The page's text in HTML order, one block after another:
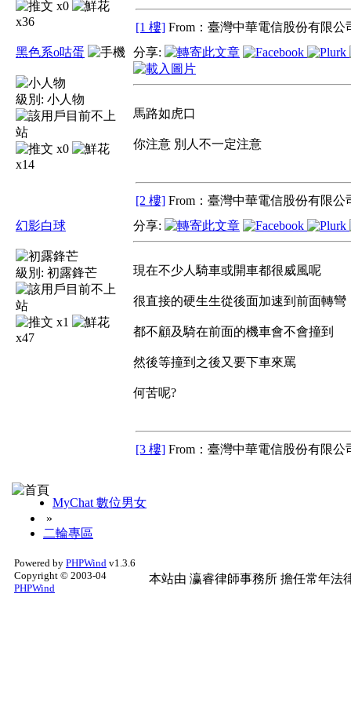
x0
x36
[1 樓] From：臺灣中華電信股份有限公
黑色系o咕蛋
級別: 小人物
x0
x14
分享:
馬路如虎口
你注意 別人不一定注意
[2 樓] From：臺灣中華電信股份有限公
幻影白球
級別: 初露鋒芒
x1
x47
分享:
現在不少人騎車或開車都很威風呢
很直接的硬生生從後面加速到前面轉彎
都不顧及騎在前面的機車會不會撞到
然後等撞到之後又要下車來罵
何苦呢?
[3 樓] From：臺灣中華電信股份有限公
MyChat 數位男女
»
二輪專區
Powered by PHPWind v1.3.6
Copyright © 2003-04
PHPWind
本站由 瀛睿律師事務所 擔任常年法